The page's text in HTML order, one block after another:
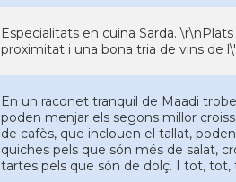
Especialitats en cuina Sarda.
proximitat i una bona tria de vins de
En un raconet tranquil de Maadi
poden menjar els segons millor
de cafès, que inclouen el tallat,
quiches pels que són més de salat,
tartes pels que són de dolç. I tot, tot,